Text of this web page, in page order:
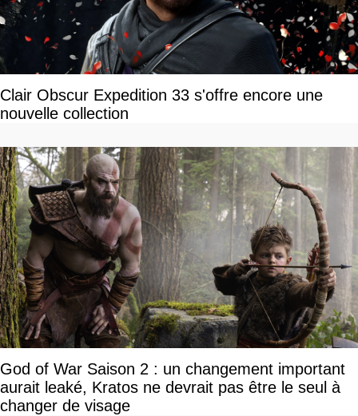
Clair Obscur Expedition 33 s'offre encore une
nouvelle collection
God of War Saison 2 : un changement important
aurait leaké, Kratos ne devrait pas être le seul à
changer de visage